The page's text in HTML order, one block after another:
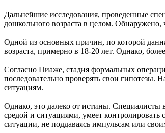
Дальнейшие исследования, проведенные
дошкольного возраста в целом.
Одной из основных причин, по которой
возраста, примерно в 18-20 лет. Однако,
Согласно Пиаже, стадия формальных
последовательно проверять свои гипотезы.
ситуациям.
Однако, это далеко от истины. Специалисты
средой и ситуациями, умеет
ситуации, не поддаваясь импульсам или